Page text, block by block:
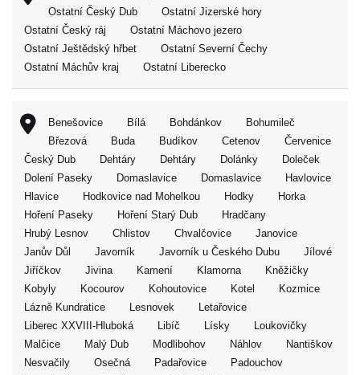
Ostatní Český Dub
Ostatní Jizerské hory
Ostatní Český ráj
Ostatní Máchovo jezero
Ostatní Ještědský hřbet
Ostatní Severní Čechy
Ostatní Máchův kraj
Ostatní Liberecko
Benešovice Bílá Bohdánkov
Bohumileč
Březová
Buda Budíkov Cetenov
Červenice
Český Dub
Dehtáry Dehtáry Dolánky
Doleček
Dolení Paseky
Domaslavice Domaslavice
Havlovice
Hlavice
Hodkovice nad Mohelkou Hodky
Horka
Hoření Paseky
Hoření Starý Dub
Hradčany
Hrubý Lesnov
Chlistov Chvalčovice
Janovice
Janův Důl
Javorník Javorník u Českého Dubu
Jílové
Jiříčkov
Jivina Kamení Klamorna
Kněžičky
Kobyly
Kocourov Kohoutovice Kotel
Kozmice
Lázně Kundratice
Lesnovek
Letařovice
Liberec XXVIII-Hluboká
Libíč Lísky
Loukovičky
Malčice
Malý Dub Modlibohov Náhlov
Nantiškov
Nesvačily
Osečná Padařovice
Padouchov